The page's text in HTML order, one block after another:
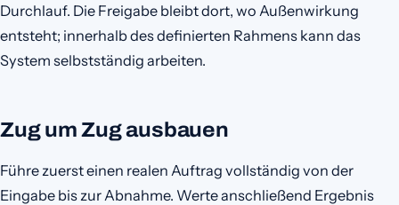
Durchlauf. Die Freigabe bleibt dort, wo Außenwirkung
entsteht; innerhalb des definierten Rahmens kann das
System selbstständig arbeiten.
Zug um Zug ausbauen
Führe zuerst einen realen Auftrag vollständig von der
Eingabe bis zur Abnahme. Werte anschließend Ergebnis